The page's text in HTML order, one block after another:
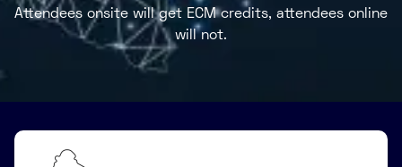
Attendees onsite will get ECM credits, attendees online
will not.